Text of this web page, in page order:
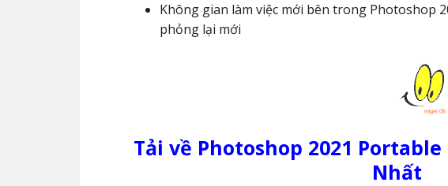
Không gian làm việc mới bên trong Photoshop
phỏng lại mới
Tải về Photoshop 2021
Nhất